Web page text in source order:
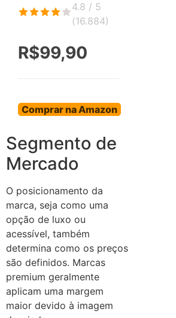
4.8 / 5
(16.884)
R$99,90
Comprar na Amazon
Segmento de
Mercado
O posicionamento da
marca, seja como uma
opção de luxo ou
acessível, também
determina como os preços
são definidos. Marcas
premium geralmente
aplicam uma margem
maior devido à imagem